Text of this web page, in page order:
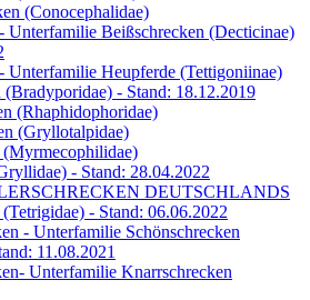
(Conocephalidae)
Unterfamilie Beißschrecken (Decticinae)
Unterfamilie Heupferde (Tettigoniinae)
(Bradyporidae) - Stand: 18.12.2019
(Rhaphidophoridae)
(Gryllotalpidae)
- Stand: 28.04.2022
DEUTSCHLANDS
- Stand: 06.06.2022
- Unterfamilie Schönschrecken
11.08.2021
Unterfamilie Knarrschrecken